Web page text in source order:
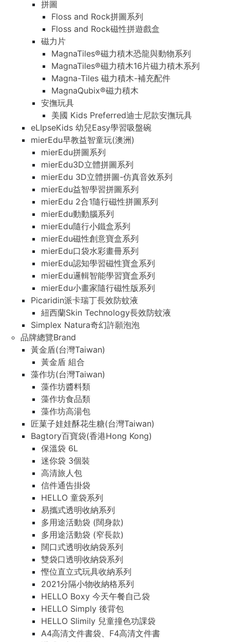
拼圖
Floss and Rock拼圖系列
Floss and Rock磁性拼遊戲盒
磁力片
MagnaTiles®磁力積木恐龍與動物系列
MagnaTiles®磁力積木16片磁力積木系列
Magna-Tiles 磁力積木-補充配件
MagnaQubix®磁力積木
安撫玩具
美國 Kids Preferred迪士尼款安撫玩具
eLIpseKids 幼兒Easy學習吸盤碗
mierEdu早教益智童玩(澳洲)
mierEdu拼圖系列
mierEdu3D立體拼圖系列
mierEdu 3D立體拼圖-仿真音效系列
mierEdu益智學習拼圖系列
mierEdu 2合1隨行磁性拼圖系列
mierEdu動動腦系列
mierEdu隨行小鐵盒系列
mierEdu磁性創意寶盒系列
mierEdu口袋水彩畫冊系列
mierEdu認知學習磁性寶盒系列
mierEdu邏輯智能學習寶盒系列
mierEdu小畫家隨行磁性版系列
Picaridin派卡瑞丁長效防蚊液
紐西蘭Skin Technology長效防蚊液
Simplex Natura奇幻許願泡泡
品牌總覽Brand
黃金盾(台灣Taiwan)
黃金盾 組合
藻作坊(台灣Taiwan)
藻作坊醬料類
藻作坊食品類
藻作坊高湯包
匠菓子娃娃酥花生糖(台灣Taiwan)
Bagtory百寶袋(香港Hong Kong)
保溫袋 6L
迷你袋 3個裝
高清旅人包
信件通告掛袋
HELLO 童袋系列
易攜式透明收納系列
多用途活動袋 (闊身款)
多用途活動袋 (窄長款)
闊口式透明收納袋系列
雙袋口透明收納袋系列
慳位直立式玩具收納系列
2021分隔小物收納格系列
HELLO Boxy 今天午餐自己袋
HELLO Simply 後背包
HELLO Slimily 兒童撞色功課袋
A4高清文件書袋、F4高清文件書